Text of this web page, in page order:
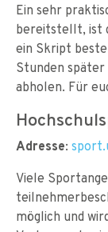
Ein sehr
bereitstellt, ist
ein Skript
Stunden
abholen. Für
Adresse:
Viele
möglich und